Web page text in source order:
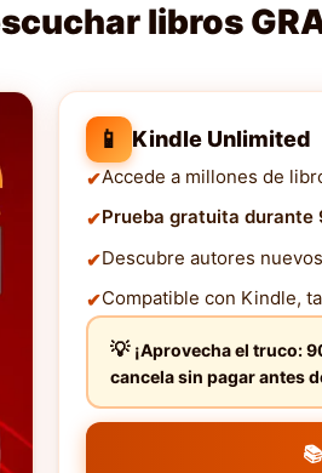
libros
📱 Kindle Unlimited
Accede a millones de
Prueba gratuita durante
Descubre autores
Compatible con Kindle,
¡Aprovecha el truco:
cancela sin pagar